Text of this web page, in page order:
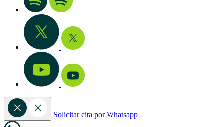
Solicitar cita por Whatsapp